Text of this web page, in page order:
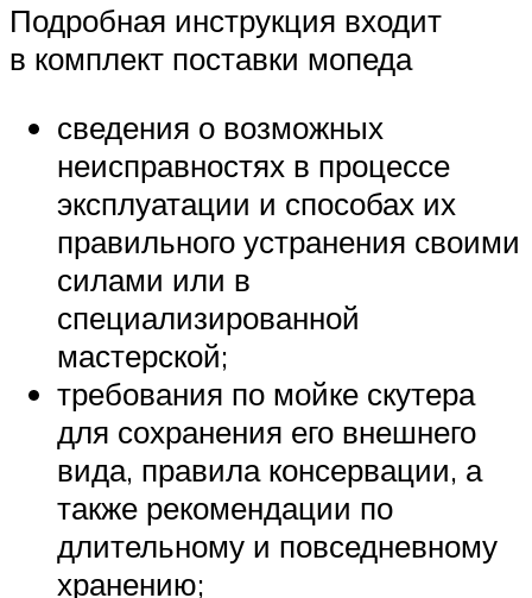
Подробная инструкция входит
в комплект поставки мопеда
сведения о возможных
неисправностях в процессе
эксплуатации и способах их
правильного устранения своими
силами или в
специализированной
мастерской;
требования по мойке скутера
для сохранения его внешнего
вида, правила консервации, а
также рекомендации по
длительному и повседневному
хранению;